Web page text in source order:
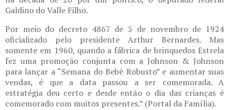
Galdino do Valle Filho.
Por meio do decreto 4867 de 5 de novembro de 1924
oficializado pelo presidente Arthur Bernardes. Mas
somente em 1960, quando a fábrica de brinquedos Estrela
fez uma promoção conjunta com a Johnson & Johnson
para lançar a “Semana do Bebê Robusto” e aumentar suas
vendas, é que a data passou a ser comemorada. A
estratégia deu certo e desde então o dia das crianças é
comemorado com muitos presentes.” (Portal da Família).